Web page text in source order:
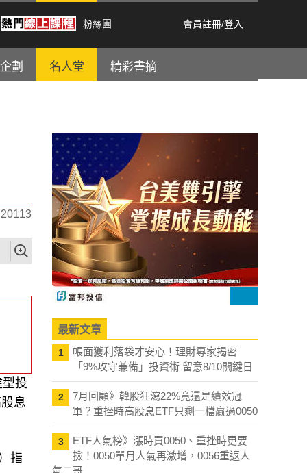
粉絲團 會員註冊/登入
劃 名人堂 精彩書摘
投
息
指
最新文章
1
帳面獲利落袋才安心！理財專家揭密
「9%攻守兼備」投資術 留意8/10關鍵日
2
7月回顧》韓股狂瀉22%竟還是績效冠
軍？重挫時高股息ETF只剩一檔贏過0050
3
ETF人氣榜》漲時買0050、重挫時更要
撿！0050單月人氣再激增，0056重返人
氣二哥